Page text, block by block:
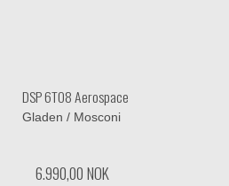
DSP 6TO8 Aerospace
Gladen / Mosconi
6.990,00 NOK